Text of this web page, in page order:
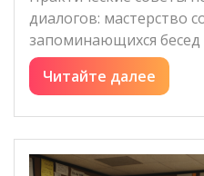
диалогов: мастерство
запоминающихся бесед
Читайте далее